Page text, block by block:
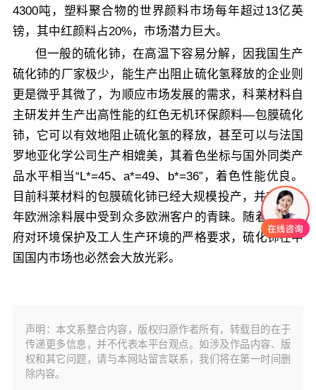
4300吨，塑料聚合物的世界颜料市场每年超过13亿英
镑，其中红颜料占20%，市场潜力巨大。
但一般的硫化铈，在高温下容易分解，因我国生产
硫化铈的厂家极少，能生产出阻止硫化氢释放的企业则
更是微乎其微了，为顺应市场发展的需求，科莱材料自
主研发并生产出高性能的红色无机环保颜料—包膜硫化
铈，它可以有效地阻止硫化氢的释放，甚至可以与法国
罗地亚化学公司生产相媲美，其着色坐标与国外同类产
品水平相当“L*=45、a*=49、b*=36”，着色性能优良。
目前科莱材料的包膜硫化铈已经大规模投产，并在2015
年欧洲涂料展中受到众多欧洲客户的青睐。随着我国政
府对环境保护及工人生产环境的严格要求，硫化铈在中
国国内市场也必然会大放光彩。
声明：本文系整合内容，版权归原作者所有，转载目的在于
传递更多信息，并不代表本平台观点。如涉及作品内容、版
权和其它问题，请与本网站留言联系，我们将在第一时间删
除内容。